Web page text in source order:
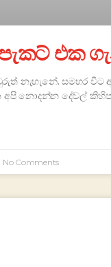
එක
නැහැනේ. සමහර විට
අපි නොදන්න දේවල්
No Comments